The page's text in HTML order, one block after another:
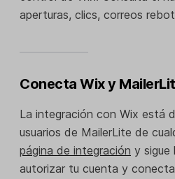
aperturas, clics, correos
Conecta Wix y
La integración con Wix está
usuarios de MailerLite de
página de integración y sigue
autorizar tu cuenta y